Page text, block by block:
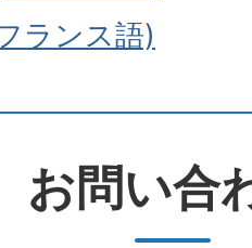
ランス語)
お問い合